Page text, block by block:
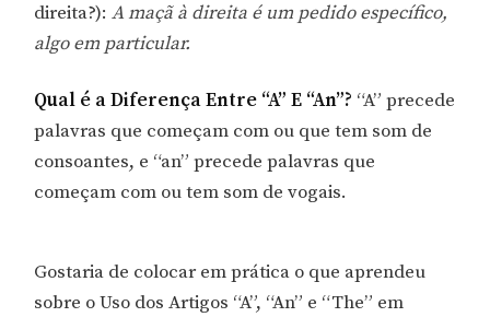
direita?):A maçã à direita é um pedido específico,
algo em particular.
Qual é a Diferença Entre “A” E “An”? “A” precede
palavras que começam com ou que tem som de
consoantes, e “an” precede palavras que
começam com ou tem som de vogais.
Gostaria de colocar em prática o que aprendeu
sobre o Uso dos Artigos “A”, “An” e “The” em